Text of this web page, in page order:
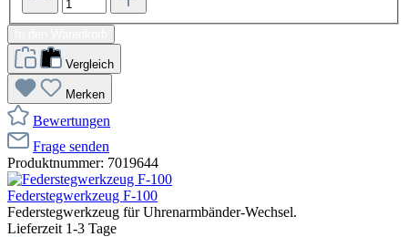
Vergleich
Merken
Bewertungen
Frage senden
Produktnummer: 7019644
Federstegwerkzeug F-100
Federstegwerkzeug für Uhrenarmbänder-Wechsel.
Lieferzeit 1-3 Tage